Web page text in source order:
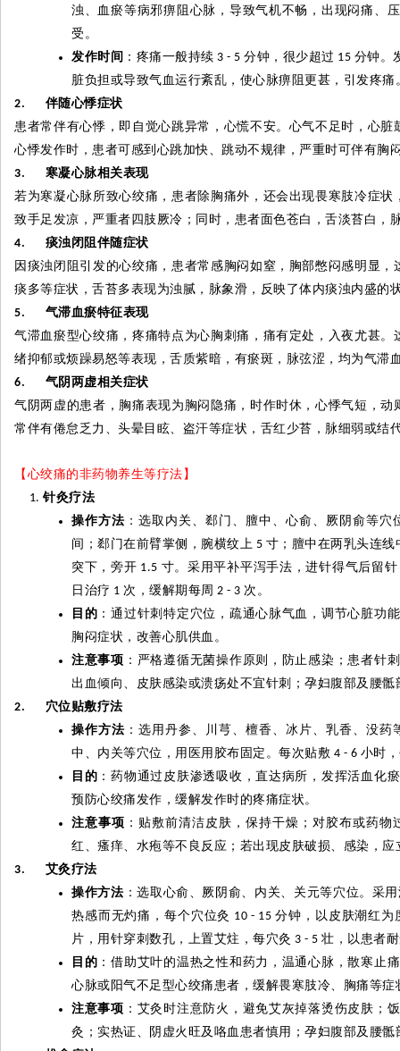
浊、血瘀等病邪痹阻心脉，导致气机不畅，出现闷痛、
受。
发作时间 ：疼痛一般持续 3 - 5分钟，很少超过 15 分钟。
脏负担或导致气血运行紊乱，使心脉痹阻更甚，引发疼痛
2.
伴随心悸症状
患者常伴有心悸，即自觉心跳异常，心慌不安。心气不足时，心
心悸发作时，患者可感到心跳加快、跳动不规律，严重时可伴有胸
3.
寒凝心脉相关表现
若为寒凝心脉所致心绞痛，患者除胸痛外，还会出现畏寒肢冷症
致手足发凉，严重者四肢厥冷；同时，患者面色苍白，舌淡苔白，
4.
痰浊闭阻伴随症状
因痰浊闭阻引发的心绞痛，患者常感胸闷如窒，胸部憋闷感明显
痰多等症状，舌苔多表现为浊腻，脉象滑，反映了体内痰浊内盛的
5.
气滞血瘀特征表现
气滞血瘀型心绞痛，疼痛特点为心胸刺痛，痛有定处，入夜尤甚
绪抑郁或烦躁易怒等表现，舌质紫暗，有瘀斑，脉弦涩，均为气滞
6.
气阴两虚相关症状
气阴两虚的患者，胸痛表现为胸闷隐痛，时作时休，心悸气短，
常伴有倦怠乏力、头晕目眩、盗汗等症状，舌红少苔，脉细弱或结
【心绞痛的非药物养生等疗法】
针灸疗法
操作方法 ：选取内关、郄门、膻中、心俞、厥阴俞等
间；郄门在前臂掌侧，腕横纹上 5 寸；膻中在两乳头连
突下，旁开 1.5 寸。采用平补平泻手法，进针得气后留针
日治疗 1 次，缓解期每周 2 - 3 次。
目的 ：通过针刺特定穴位，疏通心脉气血，调节心脏功
胸闷症状，改善心肌供血。
注意事项 ：严格遵循无菌操作原则，防止感染；患者针
出血倾向、皮肤感染或溃疡处不宜针刺；孕妇腹部及腰
2.
穴位贴敷疗法
操作方法 ：选用丹参、川芎、檀香、冰片、乳香、没
中、内关等穴位，用医用胶布固定。每次贴敷 4 - 6 小时
目的 ：药物通过皮肤渗透吸收，直达病所，发挥活血化
预防心绞痛发作，缓解发作时的疼痛症状。
注意事项 ：贴敷前清洁皮肤，保持干燥；对胶布或药
红、瘙痒、水疱等不良反应；若出现皮肤破损、感染，
3.
艾灸疗法
操作方法 ：选取心俞、厥阴俞、内关、关元等穴位。采
热感而无灼痛，每个穴位灸 10 - 15分钟，以皮肤潮红为
片，用针穿刺数孔，上置艾炷，每穴灸 3 - 5 壮，以患者
目的 ：借助艾叶的温热之性和药力，温通心脉，散寒止
心脉或阳气不足型心绞痛患者，缓解畏寒肢冷、胸痛等症
注意事项 ：艾灸时注意防火，避免艾灰掉落烫伤皮肤；
灸；实热证、阴虚火旺及咯血患者慎用；孕妇腹部及腰